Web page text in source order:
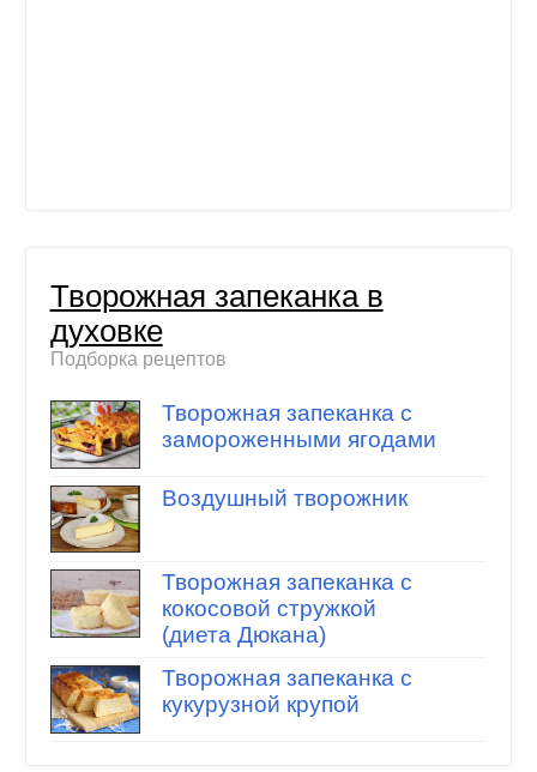
Творожная запеканка в
духовке
Подборка рецептов
Творожная запеканка с
замороженными ягодами
Воздушный творожник
Творожная запеканка с
кокосовой стружкой
(диета Дюкана)
Творожная запеканка с
кукурузной крупой